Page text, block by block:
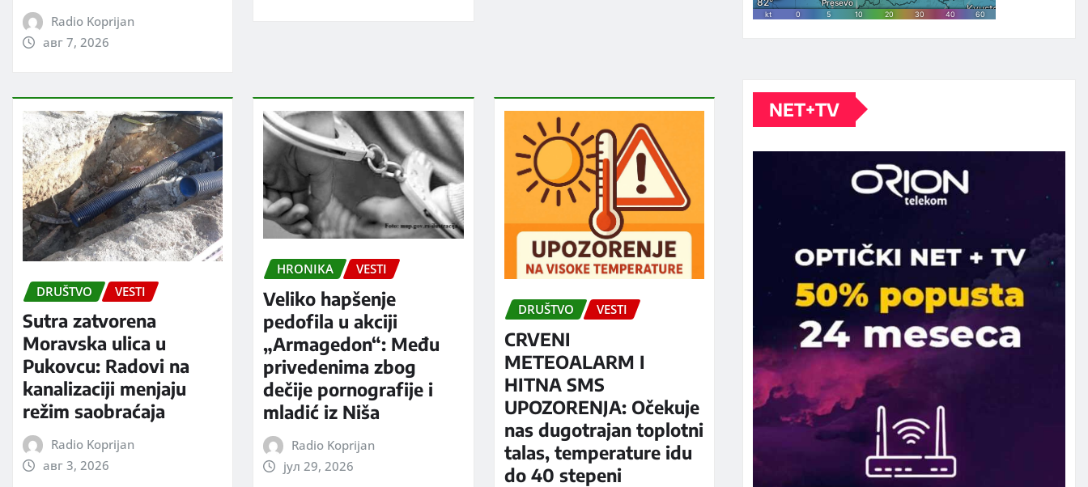
Radio Koprijan
авг 7, 2026
DRUŠTVO VESTI
Sutra zatvorena
Moravska ulica u
Pukovcu: Radovi na
kanalizaciji menjaju
režim saobraćaja
Radio Koprijan
авг 3, 2026
HRONIKA VESTI
Veliko hapšenje
pedofila u akciji
„Armagedon“: Među
privedenima zbog
dečije pornografije i
mladić iz Niša
Radio Koprijan
јул 29, 2026
DRUŠTVO VESTI
CRVENI
METEOALARM I
HITNA SMS
UPOZORENJA: Očekuje
nas dugotrajan toplotni
talas, temperature idu
do 40 stepeni
NET+TV